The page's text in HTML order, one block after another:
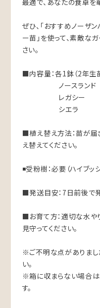
最適で、あなたの食卓を
ぜひ、「おすすめノーザ
ー苗」を使って、素敵な
さい。
■内容量：各1鉢（2年生
ノースランド
レガシー
シエラ
■植え替え方法：苗が届
え替えてください。
◾️受粉樹：必要（ハイブッ
■発送目安：7日前後で
■お育て方：適切な水や
見守ってください。
※ご不明な点がありまし
い。
※箱に収まらない場合は
す。